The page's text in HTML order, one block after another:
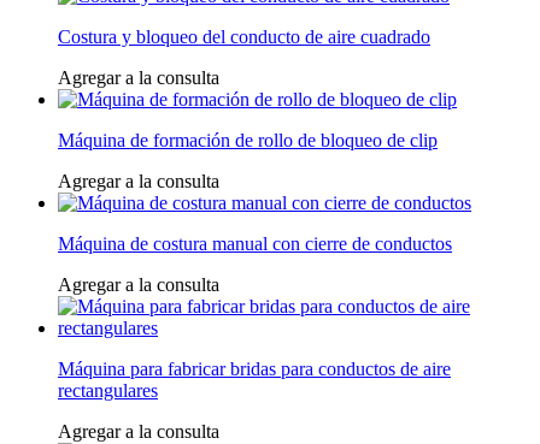
Costura y bloqueo del conducto de aire cuadrado
Agregar a la consulta
Máquina de formación de rollo de bloqueo de clip
Agregar a la consulta
Máquina de costura manual con cierre de conductos
Agregar a la consulta
Máquina para fabricar bridas para conductos de aire
rectangulares
Agregar a la consulta